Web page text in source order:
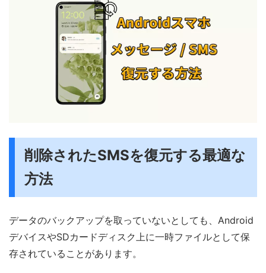
削除されたSMSを復元する最適な
方法
データのバックアップを取っていないとしても、Android
デバイスやSDカードディスク上に一時ファイルとして保
存されていることがあります。